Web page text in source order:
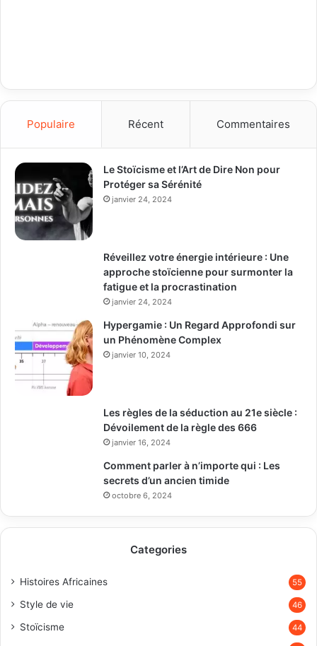
Populaire Récent Commentaires
Le Stoïcisme et l’Art de Dire Non pour
Protéger sa Sérénité
janvier 24, 2024
Réveillez votre énergie intérieure : Une
approche stoïcienne pour surmonter la
fatigue et la procrastination
janvier 24, 2024
Hypergamie : Un Regard Approfondi sur
un Phénomène Complex
janvier 10, 2024
Les règles de la séduction au 21e siècle :
Dévoilement de la règle des 666
janvier 16, 2024
Comment parler à n’importe qui : Les
secrets d’un ancien timide
octobre 6, 2024
Categories
Histoires Africaines 55
Style de vie 46
Stoïcisme 44